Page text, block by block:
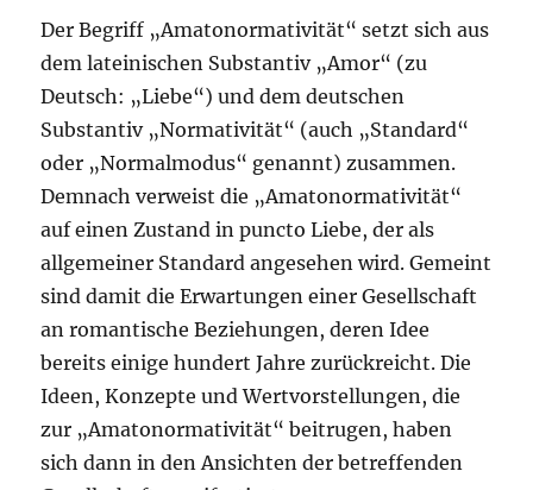
Der Begriff „Amatonormativität“ setzt sich aus
dem lateinischen Substantiv „Amor“ (zu
Deutsch: „Liebe“) und dem deutschen
Substantiv „Normativität“ (auch „Standard“
oder „Normalmodus“ genannt) zusammen.
Demnach verweist die „Amatonormativität“
auf einen Zustand in puncto Liebe, der als
allgemeiner Standard angesehen wird. Gemeint
sind damit die Erwartungen einer Gesellschaft
an romantische Beziehungen, deren Idee
bereits einige hundert Jahre zurückreicht. Die
Ideen, Konzepte und Wertvorstellungen, die
zur „Amatonormativität“ beitrugen, haben
sich dann in den Ansichten der betreffenden